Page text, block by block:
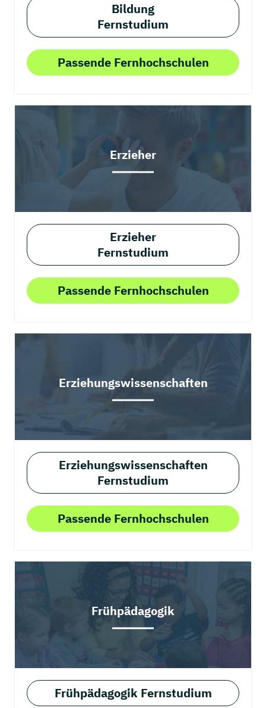
Bildung
Fernstudium
Passende Fernhochschulen
Erzieher
Erzieher
Fernstudium
Passende Fernhochschulen
Erziehungswissenschaften
Erziehungswissenschaften
Fernstudium
Passende Fernhochschulen
Frühpädagogik
Frühpädagogik Fernstudium